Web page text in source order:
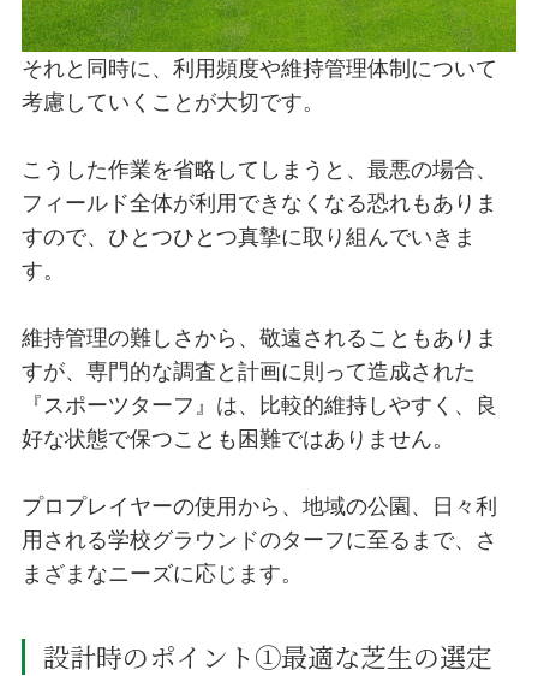
それと同時に、利用頻度や維持管理体制について
考慮していくことが大切です。
こうした作業を省略してしまうと、最悪の場合、
フィールド全体が利用できなくなる恐れもありま
すので、ひとつひとつ真摯に取り組んでいきま
す。
維持管理の難しさから、敬遠されることもありま
すが、専門的な調査と計画に則って造成された
『スポーツターフ』は、比較的維持しやすく、良
好な状態で保つことも困難ではありません。
プロプレイヤーの使用から、地域の公園、日々利
用される学校グラウンドのターフに至るまで、さ
まざまなニーズに応じます。
設計時のポイント①最適な芝生の選定